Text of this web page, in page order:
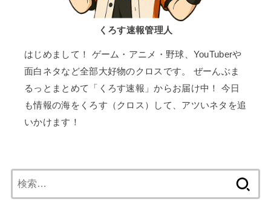
くろす速報管理人
はじめまして！ ゲーム・アニメ・野球、YouTuberや
面白ネタなど全部大好物のクロスです。 ぜーんぶま
るっとまとめて「くろす速報」からお届け中！ 今日
も情報の海をくろす（クロス）して、アツいネタを追
いかけます！
索: